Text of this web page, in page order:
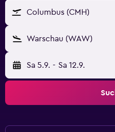
Columbus (CMH)
Warschau (WAW)
Sa 5.9. - Sa 12.9.